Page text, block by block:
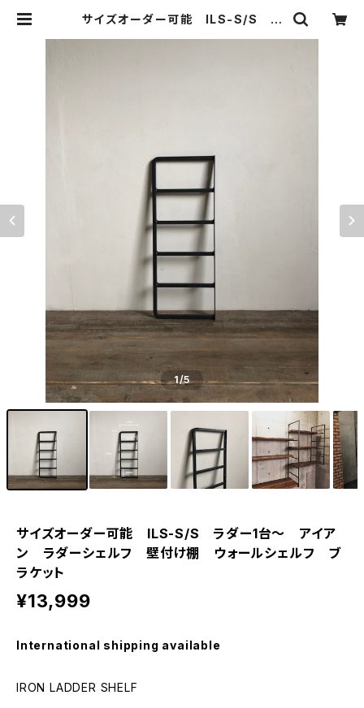
サイズオーダー可能 ILS-S/S ラ
1/5
サイズオーダー可能 ILS-S/S ラダー1台～ アイア
ン ラダーシェルフ 壁付け棚 ウォールシェルフ ブ
ラケット
¥13,999
International shipping available
IRON LADDER SHELF